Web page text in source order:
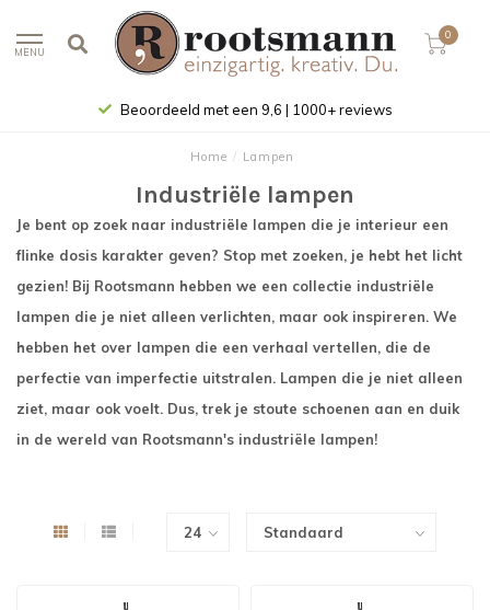
MENU
0
Beoordeeld met een 9,6 | 1000+ reviews
Home / Lampen
Industriële lampen
Je bent op zoek naar industriële lampen die je interieur een
flinke dosis karakter geven? Stop met zoeken, je hebt het licht
gezien! Bij Rootsmann hebben we een collectie industriële
lampen die je niet alleen verlichten, maar ook inspireren. We
hebben het over lampen die een verhaal vertellen, die de
perfectie van imperfectie uitstralen. Lampen die je niet alleen
ziet, maar ook voelt. Dus, trek je stoute schoenen aan en duik
in de wereld van Rootsmann's industriële lampen!